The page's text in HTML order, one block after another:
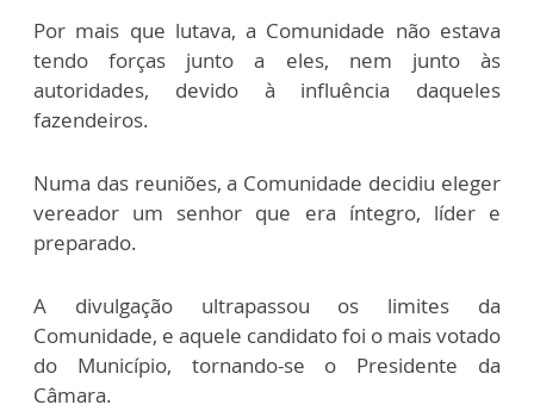
Por mais que lutava, a Comunidade não estava
tendo forças junto a eles, nem junto às
autoridades, devido à influência daqueles
fazendeiros.
Numa das reuniões, a Comunidade decidiu eleger
vereador um senhor que era íntegro, líder e
preparado.
A divulgação ultrapassou os limites da
Comunidade, e aquele candidato foi o mais votado
do Município, tornando-se o Presidente da
Câmara.